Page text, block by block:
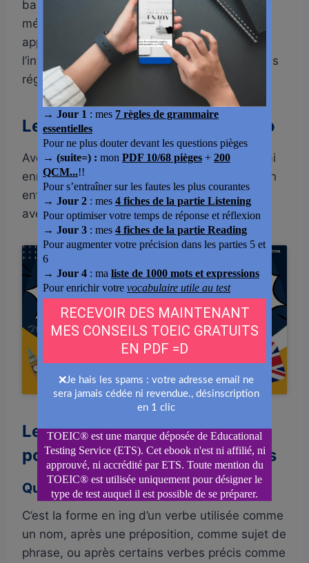
base verbale. Pour progresser durablement,
mémorisez aussi la liste des verbes qui
appellent systématiquement le gérondif ou
l’infinitif, et entraînez-vous avec des exemples
réguliers.
Le gérondif en anglais, en vidéo
Avec mon score de 965 sur 990 au TOEIC, j’ai
enregistré une vidéo qui reprend la distinction
entre gérondif, infinitif et présent progressif,
avec plusieurs exemples supplémentaires.
Cliquez pour accepter les cookies
marketing et activer ce contenu
Les questions que vous vous
posez sur le gérondif en anglais
Qu’est-ce qu’un gérondif en anglais ?
C’est la forme en ing d’un verbe utilisée comme
un nom, après une préposition, comme sujet de
phrase, ou après certains verbes précis comme